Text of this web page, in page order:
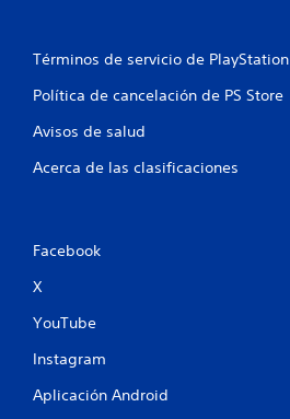
Términos de servicio de PlayStation
Política de cancelación de PS Store
Avisos de salud
Acerca de las clasificaciones
Facebook
X
YouTube
Instagram
Aplicación Android